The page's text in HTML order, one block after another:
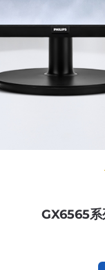
GX6565系